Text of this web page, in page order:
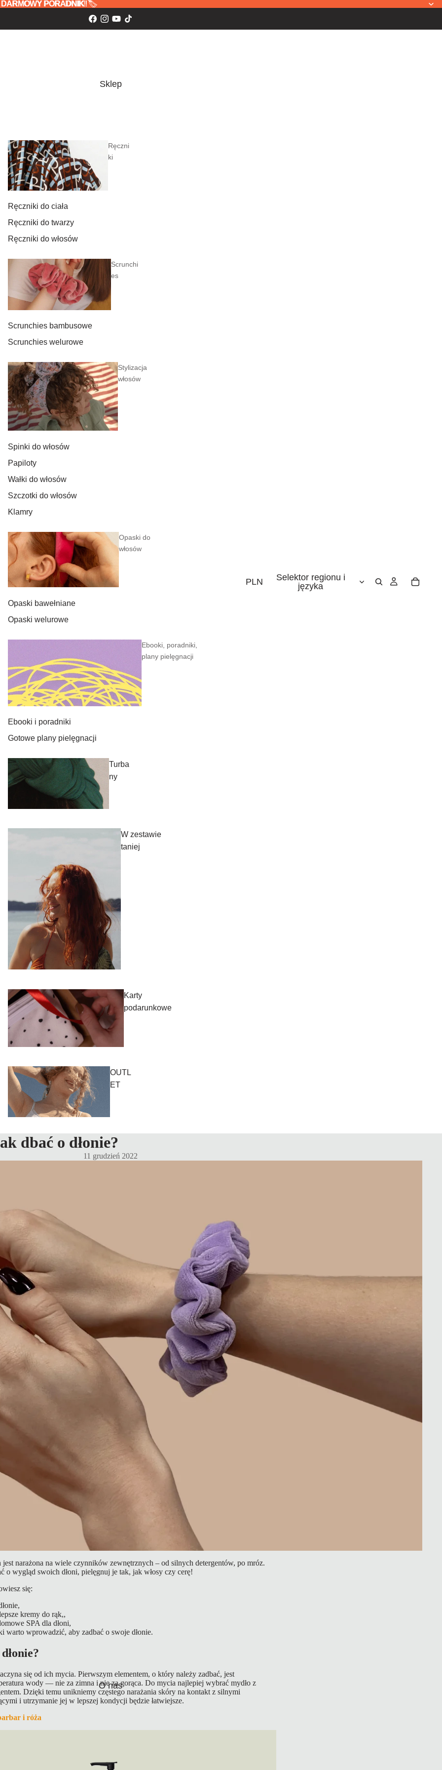
DARMOWY PORADNIK!🏷️
DARMOWY PORADNIK! 🏷️
Sklep
Ręczni
ki
Ręczniki do ciała
Ręczniki do twarzy
Ręczniki do włosów
Scrunchi
es
Scrunchies bambusowe
Scrunchies welurowe
Stylizacja
włosów
Spinki do włosów
Papiloty
Wałki do włosów
Szczotki do włosów
Klamry
Opaski do
włosów
Opaski bawełniane
Opaski welurowe
Ebooki, poradniki,
plany pielęgnacji
Ebooki i poradniki
Gotowe plany pielęgnacji
Turba
ny
W zestawie
taniej
Karty
podarunkowe
OUTL
ET
O nas
PLN
Selektor regionu i
języka
dbać o dłonie?
11 grudzień 2022
jest narażona na wiele czynników zewnętrznych – od silnych detergentów, po mróz.
o wygląd swoich dłoni, pielęgnuj je tak, jak włosy czy cerę!
się:
kremy do rąk,,
SPA dla dłoni,
warto wprowadzić, aby zadbać o swoje dłonie.
się od ich mycia. Pierwszym elementem, o który należy zadbać, jest
wody — nie za zimna i nie za gorąca. Do mycia najlepiej wybrać mydło z
Dzięki temu unikniemy częstego narażania skóry na kontakt z silnymi
i utrzymanie jej w lepszej kondycji będzie łatwiejsze.
i róża